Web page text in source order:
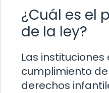
¿Cuál es el
de la ley?
Las
cumplimiento
derechos